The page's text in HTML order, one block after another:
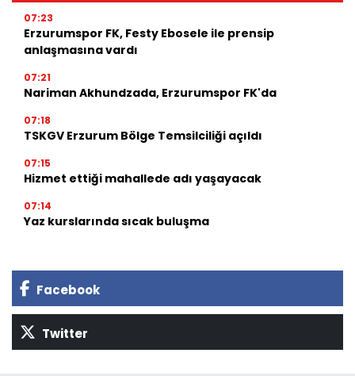
07:23
Erzurumspor FK, Festy Ebosele ile prensip
anlaşmasına vardı
07:21
Nariman Akhundzada, Erzurumspor FK'da
07:18
TSKGV Erzurum Bölge Temsilciliği açıldı
07:15
Hizmet ettiği mahallede adı yaşayacak
07:14
Yaz kurslarında sıcak buluşma
Facebook
Twitter